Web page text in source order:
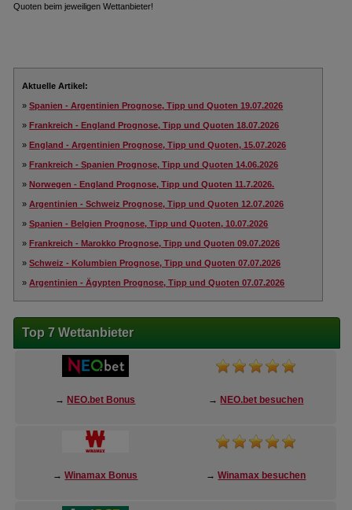
Quoten beim jeweiligen Wettanbieter!
Aktuelle Artikel:
»Spanien - Argentinien Prognose, Tipp und Quoten 19.07.2026
»Frankreich - England Prognose, Tipp und Quoten 18.07.2026
»England - Argentinien Prognose, Tipp und Quoten, 15.07.2026
»Frankreich - Spanien Prognose, Tipp und Quoten 14.06.2026
»Norwegen - England Prognose, Tipp und Quoten 11.7.2026.
»Argentinien - Schweiz Prognose, Tipp und Quoten 12.07.2026
»Spanien - Belgien Prognose, Tipp und Quoten, 10.07.2026
»Frankreich - Marokko Prognose, Tipp und Quoten 09.07.2026
»Schweiz - Kolumbien Prognose, Tipp und Quoten 07.07.2026
»Argentinien - Ägypten Prognose, Tipp und Quoten 07.07.2026
Top 7 Wettanbieter
→ NEO.bet Bonus → NEO.bet besuchen
→Winamax Bonus →Winamax besuchen